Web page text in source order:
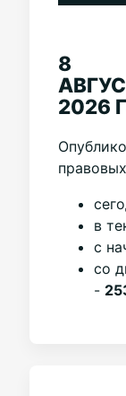
8
2026
в
с
со
-